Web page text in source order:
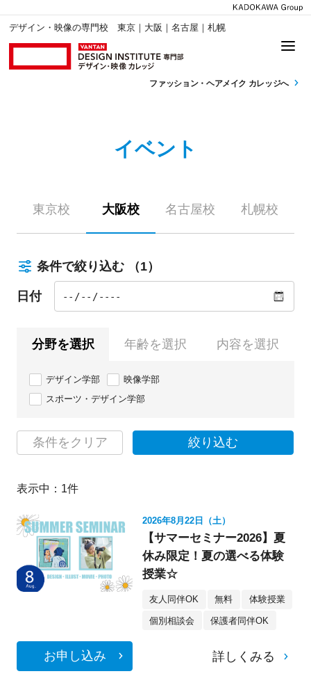
デザイン・映像の専門校 東京｜大阪｜名古屋｜札幌
ファッション・ ヘアメイク カレッジへ
イベント
東京校 大阪校 名古屋校 札幌校
条件で絞り込む （1）
日付
分野を選択 年齢を選択 内容を選択
デザイン学部
映像学部
スポーツ・デザイン学部
条件をクリア 絞り込む
表示中： 1件
2026年8月22日（土）
【サマーセミナー2026】夏
休み限定！夏の選べる体験
授業☆
友人同伴OK 無料 体験授業
個別相談会 保護者同伴OK
お申し込み 詳しくみる